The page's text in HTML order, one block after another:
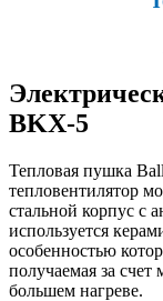
BKX-5
Тепловая пушка
тепловентилятор
стальной корпус с
используется
особенностью
получаемая за
большем нагреве.